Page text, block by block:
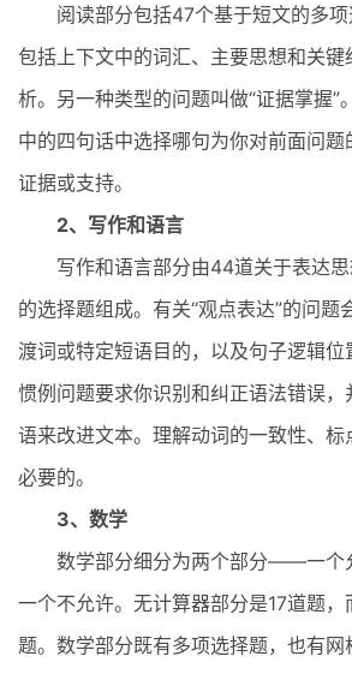
阅读部分包括47个基于短文的多项
包括上下文中的词汇、主要思想和关键
析。另一种类型的问题叫做“证据掌握”
中的四句话中选择哪句为你对前面问
证据或支持。
2、写作和语言
写作和语言部分由44道关于表达思
的选择题组成。有关“观点表达”的问题
渡词或特定短语目的，以及句子逻辑
惯例问题要求你识别和纠正语法错误
语来改进文本。理解动词的一致性、标
必要的。
3、数学
数学部分细分为两个部分——一个
一个不允许。无计算器部分是17道题
题。数学部分既有多项选择题，也有网